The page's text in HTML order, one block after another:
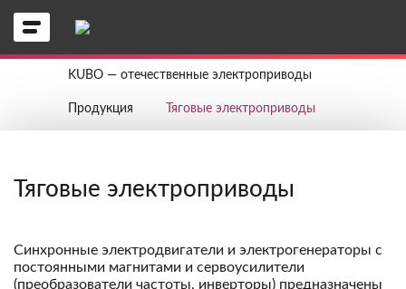
KUBO — отечественные электроприводы
Продукция Тяговые электроприводы
Тяговые электроприводы
Синхронные электродвигатели и электрогенераторы с
постоянными магнитами и сервоусилители
(преобразователи частоты, инверторы) предназначены